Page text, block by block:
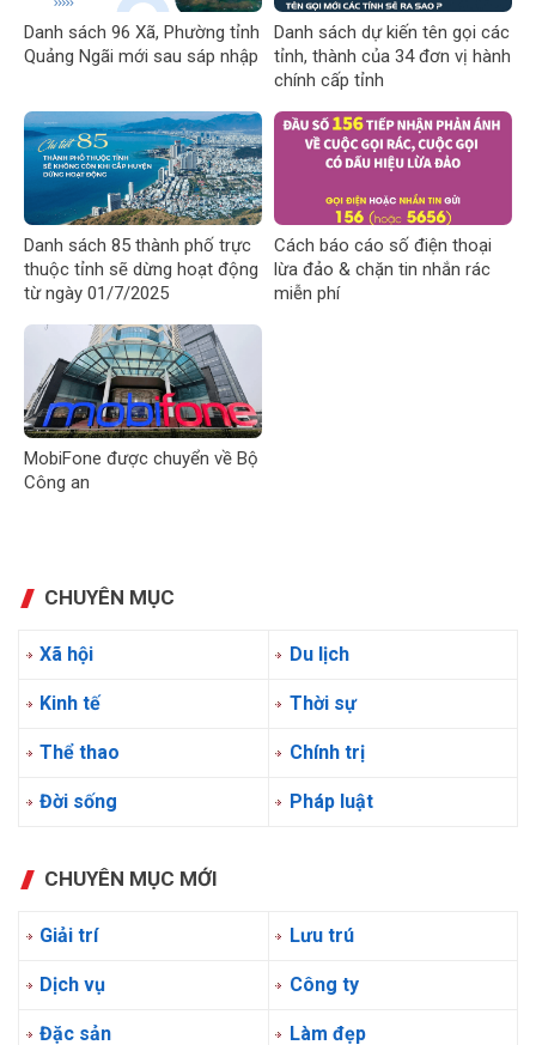
Danh sách 96 Xã, Phường tỉnh
Quảng Ngãi mới sau sáp nhập
Danh sách dự kiến tên gọi các
tỉnh, thành của 34 đơn vị hành
chính cấp tỉnh
Danh sách 85 thành phố trực
thuộc tỉnh sẽ dừng hoạt động
từ ngày 01/7/2025
Cách báo cáo số điện thoại
lừa đảo & chặn tin nhắn rác
miễn phí
MobiFone được chuyển về Bộ
Công an
CHUYÊN MỤC
Xã hội Du lịch
Kinh tế Thời sự
Thể thao Chính trị
Đời sống Pháp luật
CHUYÊN MỤC MỚI
Giải trí Lưu trú
Dịch vụ Công ty
Đặc sản Làm đẹp